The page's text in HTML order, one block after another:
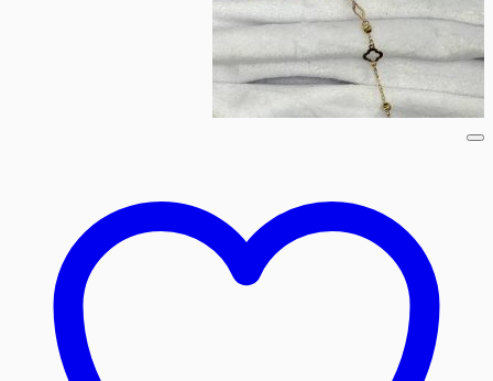
است
در
صفحه
محصول
انتخاب
شوند